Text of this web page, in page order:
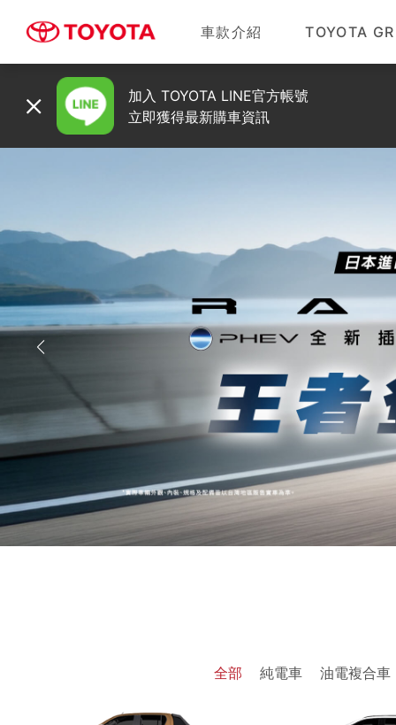
車款介紹 TOYOTA GR
加入 TOYOTA LINE官方帳號
立即獲得最新購車資訊
全部 純電車 油電複合車